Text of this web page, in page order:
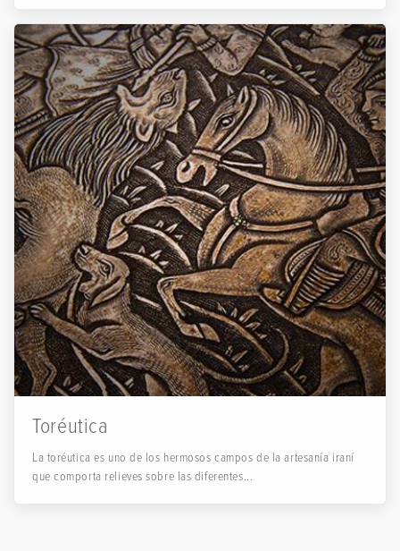
Toréutica
La toréutica es uno de los hermosos campos de la artesanía iraní
que comporta relieves sobre las diferentes...